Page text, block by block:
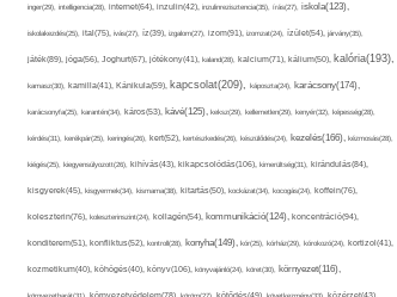
inger(29), intelligencia(28), internet(64), inzulin(42), inzulinrezisztencia(35), írás(27), iskola(123),
iskolakezdés(25), ital(75), ivás(27), íz(39), izgalom(27), izom(91), izomzat(24), ízület(54), járvány(35),
játék(89), jóga(56), Joghurt(67), jótékony(41), kaland(28), kalcium(71), kálium(50), kalória(193),
kamasz(30), kamilla(41), Kánikula(59), kapcsolat(209), káposzta(24), karácsony(174),
karácsonyfa(25), karantén(34), káros(53), kávé(125), keksz(29), kellemetlen(29), kenyér(32), képesség(28),
kérdés(31), kerékpár(25), keringés(26), kert(52), kertészkedés(26), készülődés(24), kezelés(166), kézmosás(28),
kiégés(25), kiegyensúlyozott(26), kihívás(43), kikapcsolódás(106), kimerültség(31), kirándulás(84),
kisgyerek(45), kisgyermek(34), kismama(38), kitartás(50), kockázat(34), kocogás(24), koffein(76),
koleszterin(76), koleszterinszint(24), kollagén(54), kommunikáció(124), koncentráció(94),
konditerem(51), konfliktus(52), kontroll(28), konyha(149), kór(25), kórház(29), kórokozó(24), kortizol(41),
kozmetikum(40), köhögés(40), könyv(106), könyvajánló(24), köret(30), környezet(116),